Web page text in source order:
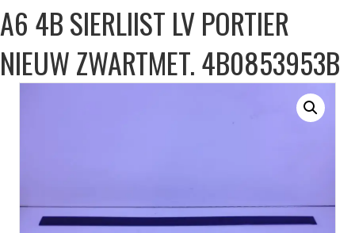
A6 4B SIERLIIST LV PORTIER
NIEUW ZWARTMET. 4B0853953B